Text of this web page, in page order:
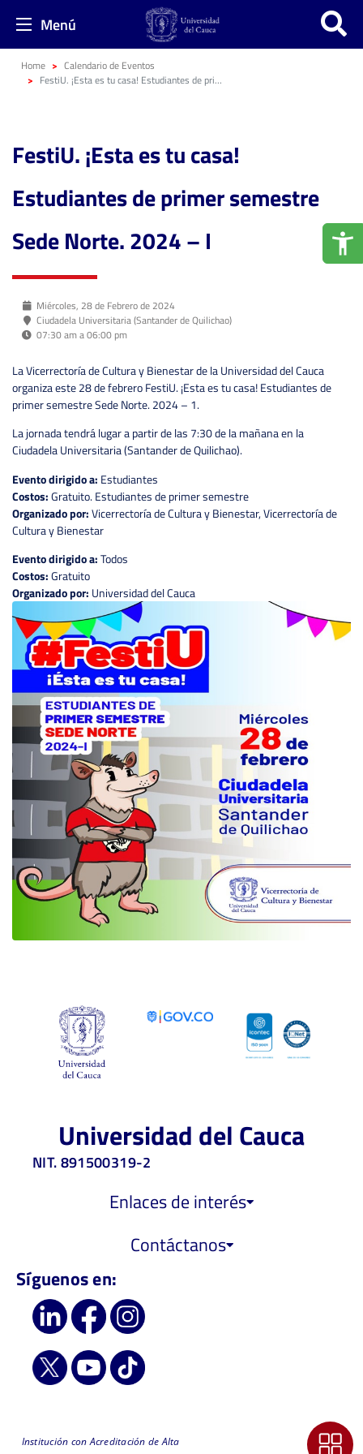
Menú
Home
Calendario de Eventos
FestiU. ¡Esta es tu casa! Estudiantes de primer semestre Sede Norte. 2024 – I
FestiU. ¡Esta es tu casa!
Estudiantes de primer semestre
Sede Norte. 2024 – I
Miércoles, 28 de Febrero de 2024
Ciudadela Universitaria (Santander de Quilichao)
07:30 am a 06:00 pm
La Vicerrectoría de Cultura y Bienestar de la Universidad del Cauca
organiza este 28 de febrero FestiU. ¡Esta es tu casa! Estudiantes de
primer semestre Sede Norte. 2024 – 1.
La jornada tendrá lugar a partir de las 7:30 de la mañana en la
Ciudadela Universitaria (Santander de Quilichao).
Evento dirigido a: Estudiantes
Costos:Gratuito. Estudiantes de primer semestre
Organizado por:Vicerrectoría de Cultura y Bienestar, Vicerrectoría de
Cultura y Bienestar
Evento dirigido a:Todos
Costos:Gratuito
Organizado por: Universidad del Cauca
Universidad del Cauca
NIT. 891500319-2
Enlaces de interés
Contáctanos
Síguenos en:
Institución con Acreditación de Alta